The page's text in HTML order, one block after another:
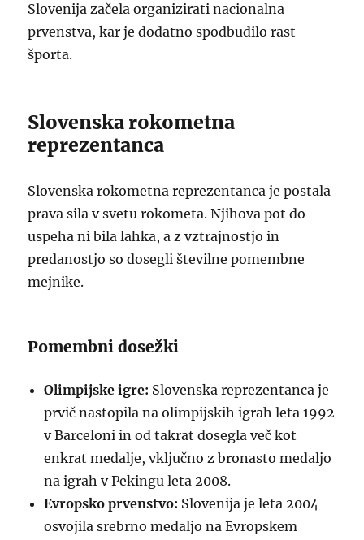
Slovenija začela organizirati nacionalna
prvenstva, kar je dodatno spodbudilo rast
športa.
Slovenska rokometna
reprezentanca
Slovenska rokometna reprezentanca je postala
prava sila v svetu rokometa. Njihova pot do
uspeha ni bila lahka, a z vztrajnostjo in
predanostjo so dosegli številne pomembne
mejnike.
Pomembni dosežki
Olimpijske igre: Slovenska reprezentanca je
prvič nastopila na olimpijskih igrah leta 1992
v Barceloni in od takrat dosegla več kot
enkrat medalje, vključno z bronasto medaljo
na igrah v Pekingu leta 2008.
Evropsko prvenstvo: Slovenija je leta 2004
osvojila srebrno medaljo na Evropskem